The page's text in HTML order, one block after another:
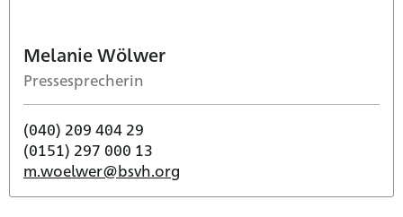
Melanie Wölwer
Pressesprecherin
(040) 209 404 29
(0151) 297 000 13
m.woelwer@bsvh.org